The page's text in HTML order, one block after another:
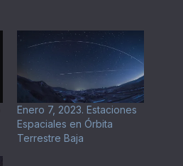
Enero 7, 2023. Estaciones
Espaciales en Órbita
Terrestre Baja